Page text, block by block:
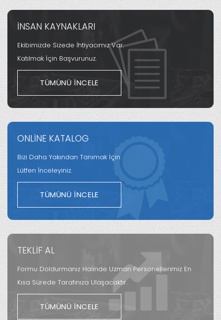
İNSAN KAYNAKLARI
Ekibimizde Sizede İhtiyacımız Var.
Katılmak İçin Başvurunuz.
TÜMÜNÜ İNCELE
ONLİNE KATALOG
Bizi Daha Yakından Tanımak İçin
Lütfen İnceleyiniz.
TÜMÜNÜ İNCELE
TEKLİF AL
Formu Doldurmanız Halinde Uzman Personellerimiz En
Kısa Sürede Tarafınıza Ulaşacaktır.
TÜMÜNÜ İNCELE